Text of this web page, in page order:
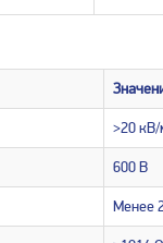
>20
600 В
Менее